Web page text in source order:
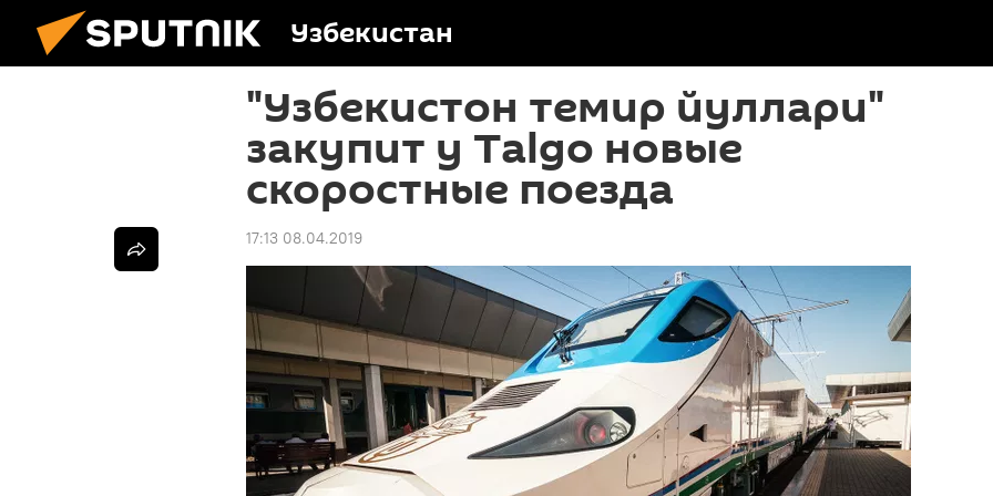
Узбекистан
"Узбекистон темир йуллари"
закупит у Talgo новые
скоростные поезда
17:13 08.04.2019